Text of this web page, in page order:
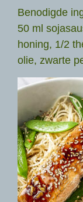
Benodigde
50 ml
honing, 1/2
olie, zwarte